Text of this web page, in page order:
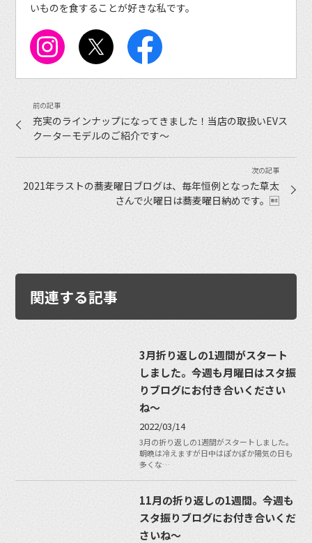
いものを食することが好きな私です。
充実のラインナップになってきました！当店の取扱いEVス
クーターモデルのご紹介です〜
2021年ラストの蕎麦曜日ブログは、毎年恒例となった草太
さんで火曜日は蕎麦曜日納めです。
関連する記事
3月折り返しの1週間がスタート
しました。今週も月曜日はスタ振
りブログにお付き合いください
ね〜
2022/03/14
3月の折り返しの1週間がスタートしました。
朝晩は冷えますが日中はぽかぽか陽気の日も
多くな…
11月の折り返しの1週間。今週も
スタ振りブログにお付き合いくだ
さいね〜